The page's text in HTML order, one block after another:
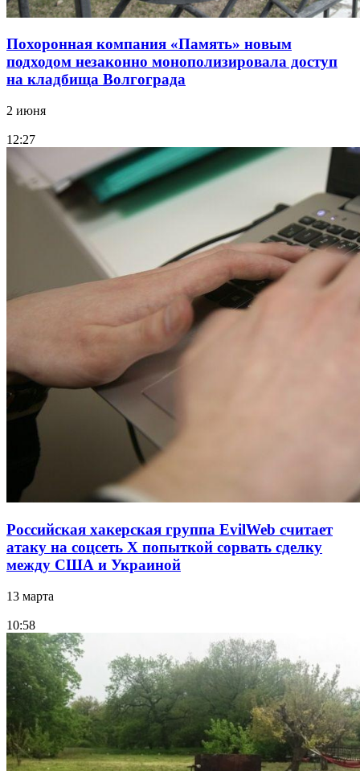
Похоронная компания «Память» новым
подходом незаконно монополизировала доступ
на кладбища Волгограда
2 июня
12:27
Российская хакерская группа EvilWeb считает
атаку на соцсеть Х попыткой сорвать сделку
между США и Украиной
13 марта
10:58